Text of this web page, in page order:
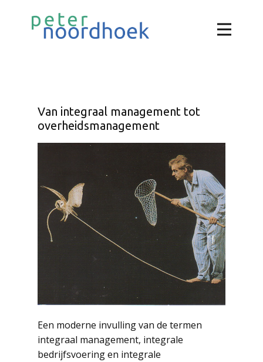
Van integraal management tot
overheidsmanagement
Een moderne invulling van de termen
integraal management, integrale
bedrijfsvoering en integrale